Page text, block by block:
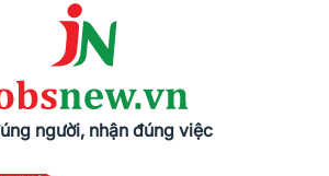
người, nhận đúng việc